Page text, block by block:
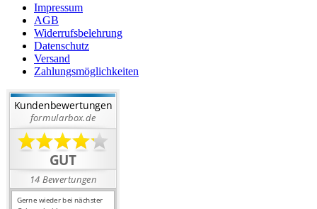
Impressum
AGB
Widerrufsbelehrung
Datenschutz
Versand
Zahlungsmöglichkeiten